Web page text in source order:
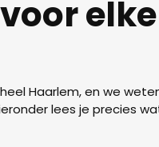
elke
Haarlem, en we
lees je precies